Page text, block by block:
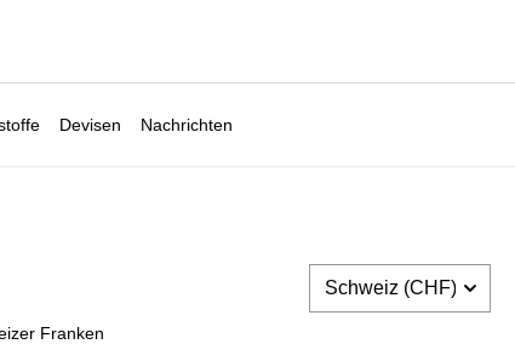
Devisen Nachrichten
Franken